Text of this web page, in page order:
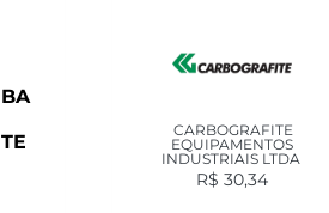
CARBOGRAFITE
EQUIPAMENTOS
INDUSTRIAIS LTDA
R$ 30,34